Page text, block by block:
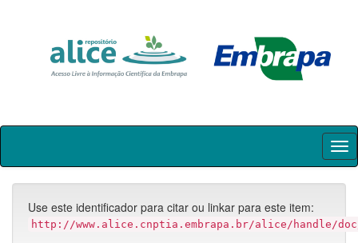
Skip
Use este identificador para citar ou linkar para este item:
http://www.alice.cnptia.embrapa.br/alice/handle/doc/